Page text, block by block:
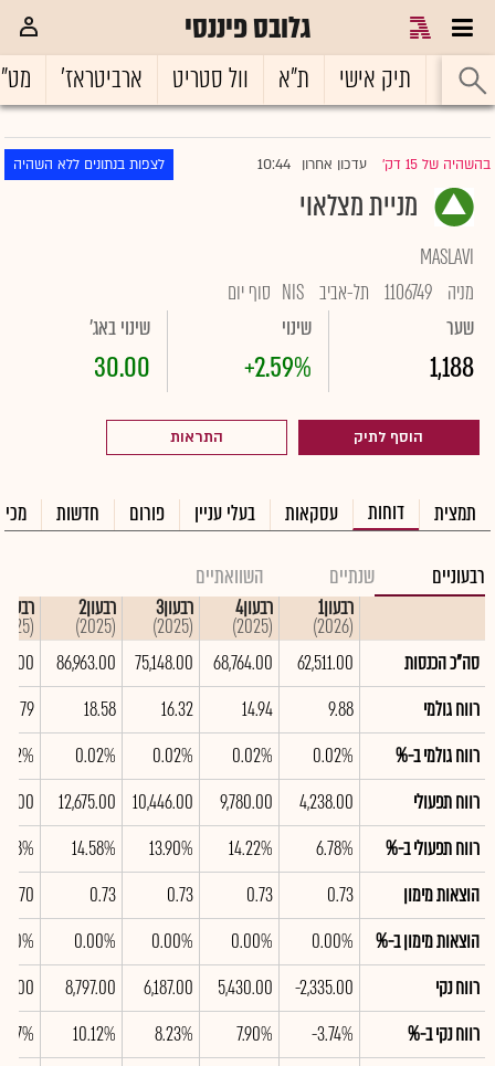
גלובס פיננסי
ראשי תיק אישי ת"א וול סטריט ארביטראז'
בהשהיה של 15 דק' |עדכון אחרון 10:44 לצפות בנתונים ללא השהיה
מניית מצלאוי
MASLAVI
מניה 1106749 תל-אביב NIS סוף יום
שער
1,188
שינוי
+2.59%
שינוי באג'
30.00
הוסף לתיק התראות
תמצית דוחות עסקאות בעלי עניין פורום חדשות
רבעוניים שנתיים השוואתיים
רבעון1
(2026)
רבעון4
(2025)
רבעון3
(2025)
רבעון2
(2025)
רבעון1
(2025)
סה"כ הכנסות
62,511.00
68,764.00
75,148.00
86,963.00
רווח גולמי
9.88
14.94
16.32
18.58
18.79
רווח גולמי ב-%
0.02%
0.02%
0.02%
0.02%
רווח תפעולי
4,238.00
9,780.00
10,446.00
12,675.00
רווח תפעולי ב-%
6.78%
14.22%
13.90%
14.58%
הוצאות מימון
0.73
0.73
0.73
0.73
0.70
הוצאות מימון ב-%
0.00%
0.00%
0.00%
0.00%
רווח נקי
-2,335.00
5,430.00
6,187.00
8,797.00
רווח נקי ב-%
-3.74%
7.90%
8.23%
10.12%